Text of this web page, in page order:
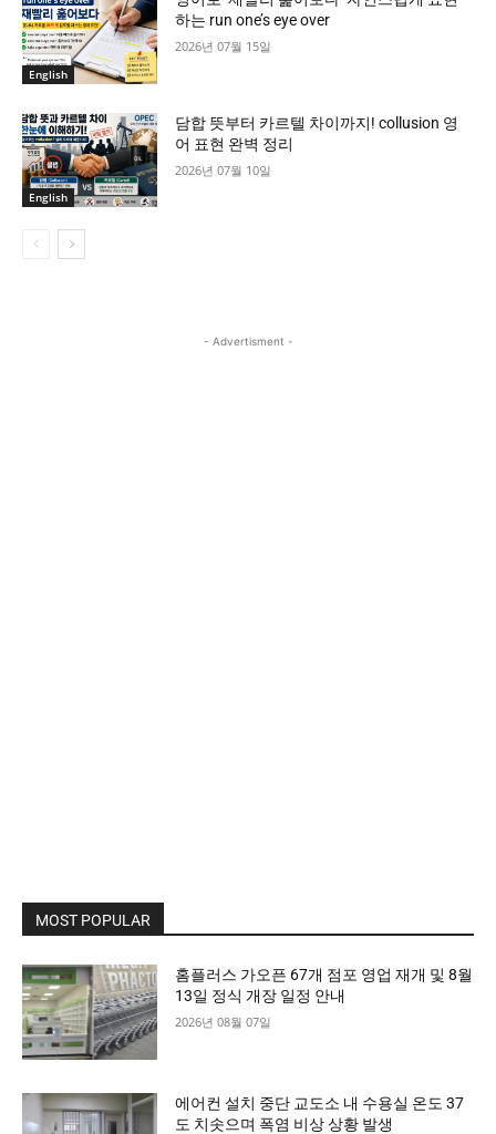
English
하는 run one’s eye over
2026년 07월 15일
English
담합 뜻부터 카르텔 차이까지! collusion 영
어 표현 완벽 정리
2026년 07월 10일
- Advertisment -
MOST POPULAR
홈플러스 가오픈 67개 점포 영업 재개 및 8월
13일 정식 개장 일정 안내
2026년 08월 07일
에어컨 설치 중단 교도소 내 수용실 온도 37
도 치솟으며 폭염 비상 상황 발생